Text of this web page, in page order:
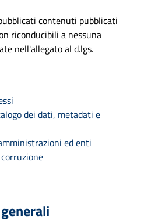
contenuti pubblicati
riconducibili a nessuna
nell'allegato al d.lgs.
dei dati, metadati e
ed enti